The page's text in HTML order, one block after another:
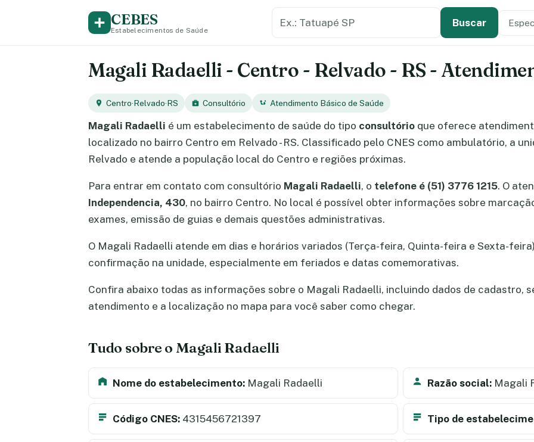
CEBES
Estabelecimentos de Saúde
Buscar Tipo
Magali Radaelli - Centro - Relvado - RS -
Centro·Relvado·RS Consultório Atendimento Básico de Saúde
Magali Radaelli é um estabelecimento de saúde do tipo consultório que oferece
localizado no bairro Centro em Relvado - RS. Classificado pelo CNES como ambulatório, a
Relvado e atende a população local do Centro e regiões próximas.
Para entrar em contato com consultório Magali Radaelli, o telefone é (51) 3776 1215. O
Independencia, 430, no bairro Centro. No local é possível obter informações sobre
exames, emissão de guias e demais questões administrativas.
O Magali Radaelli atende em dias e horários variados (Terça-feira, Quinta-feira e Sexta-
confirmação na unidade, especialmente em feriados e datas comemorativas.
Confira abaixo todas as informações sobre o Magali Radaelli, incluindo dados de cadastro,
atendimento e a localização no mapa para você saber como chegar.
Tudo sobre o Magali Radaelli
Nome do estabelecimento: Magali Radaelli Razão social: Magali
Código CNES: 4315456721397 Tipo de